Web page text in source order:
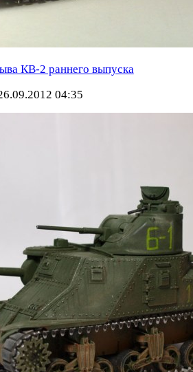
КВ-2 раннего выпуска
04:35